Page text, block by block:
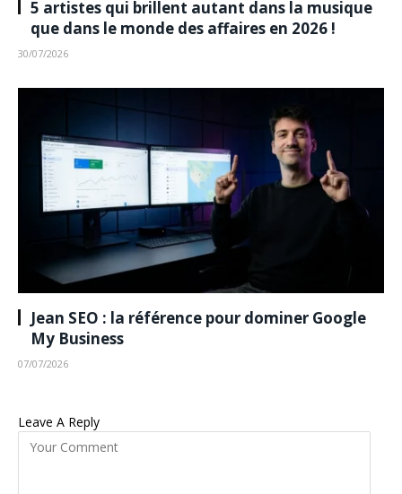
5 artistes qui brillent autant dans la musique
que dans le monde des affaires en 2026 !
30/07/2026
Jean SEO : la référence pour dominer Google
My Business
07/07/2026
Leave A Reply